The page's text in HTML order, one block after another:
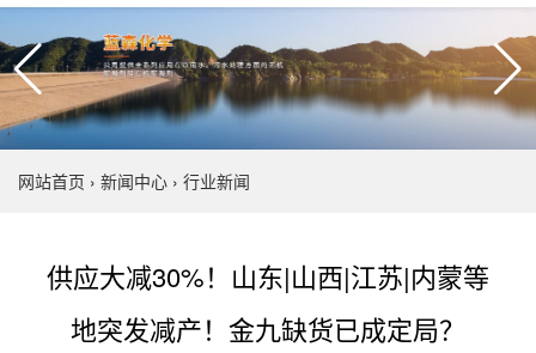
网站首页 › 新闻中心 › 行业新闻
供应大减30%！山东|山西|江苏|内蒙等
地突发减产！金九缺货已成定局？